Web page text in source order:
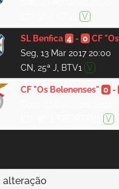
V
SL Benfica 4- 0 CF
Seg, 13 Mar 2017 20:00
CN, 25ª J, BTV1
V
CF "Os Belenenses" 0 -
V
alteração